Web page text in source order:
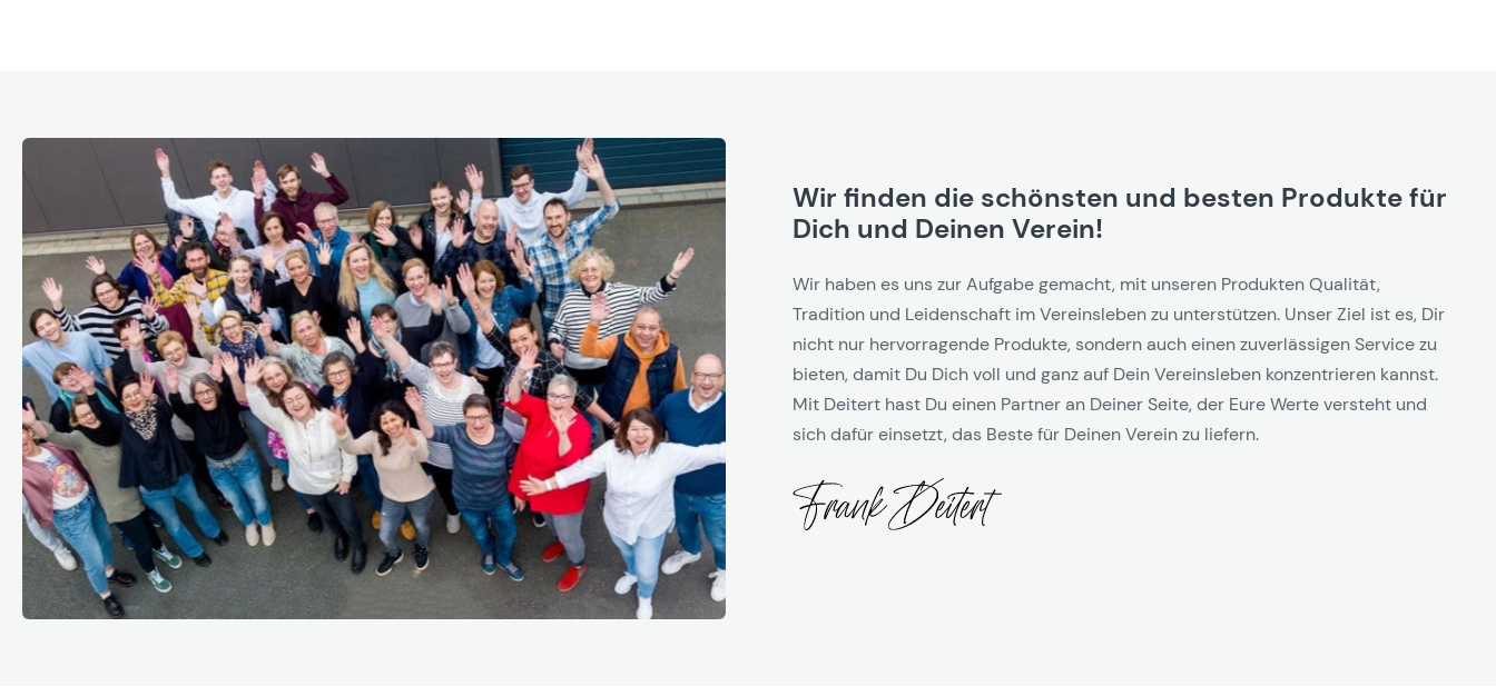
Wir finden die schönsten und besten Produkte für
Dich und Deinen Verein!
Wir haben es uns zur Aufgabe gemacht, mit unseren Produkten Qualität,
Tradition und Leidenschaft im Vereinsleben zu unterstützen. Unser Ziel ist es, Dir
nicht nur hervorragende Produkte, sondern auch einen zuverlässigen Service zu
bieten, damit Du Dich voll und ganz auf Dein Vereinsleben konzentrieren kannst.
Mit Deitert hast Du einen Partner an Deiner Seite, der Eure Werte versteht und
sich dafür einsetzt, das Beste für Deinen Verein zu liefern.